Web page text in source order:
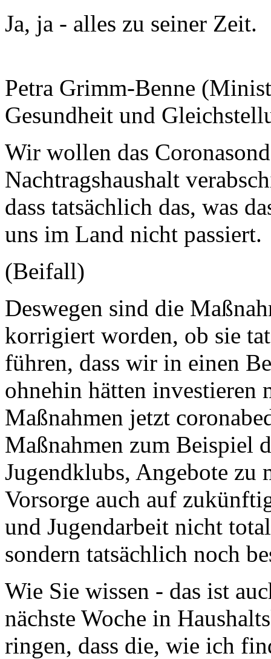
Ja, ja - alles zu seiner Zeit.
Petra Grimm-Benne
Gesundheit und
Wir wollen das
Nachtragshaushalt
dass tatsächlich das, was
uns im Land nicht passiert.
(Beifall)
Deswegen sind die
korrigiert worden, ob sie
führen, dass wir in einen
ohnehin hätten investieren
Maßnahmen jetzt
Maßnahmen zum Beispiel
Jugendklubs, Angebote zu
Vorsorge auch auf
und Jugendarbeit nicht
sondern tatsächlich noch
Wie Sie wissen - das ist
nächste Woche in
ringen, dass die, wie ich